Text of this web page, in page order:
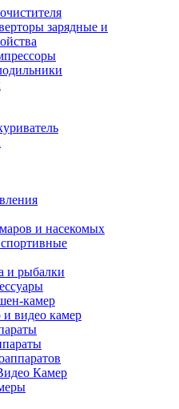
зарядные и
и насекомых
и рыбалки
камер
и видео камер
Камер